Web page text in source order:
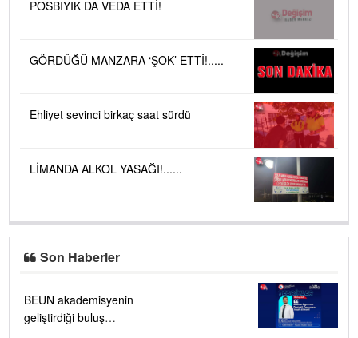
POSBIYIK DA VEDA ETTİ!
GÖRDÜĞÜ MANZARA ‘ŞOK’ ETTİ!.....
Ehliyet sevinci birkaç saat sürdü
LİMANDA ALKOL YASAĞI!......
Son Haberler
BEUN akademisyenin
geliştirdiği buluş